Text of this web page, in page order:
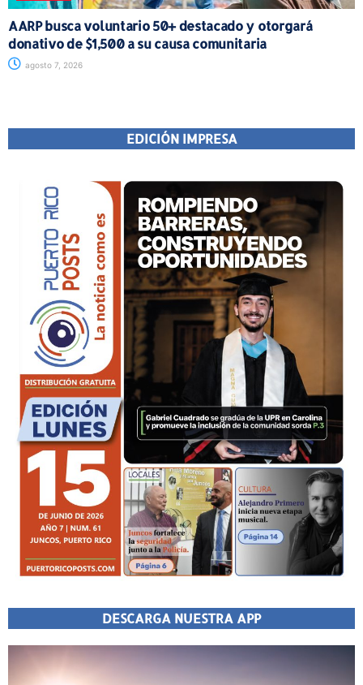
AARP busca voluntario 50+ destacado y otorgará
donativo de $1,500 a su causa comunitaria
agosto 7, 2026
EDICIÓN IMPRESA
DESCARGA NUESTRA APP